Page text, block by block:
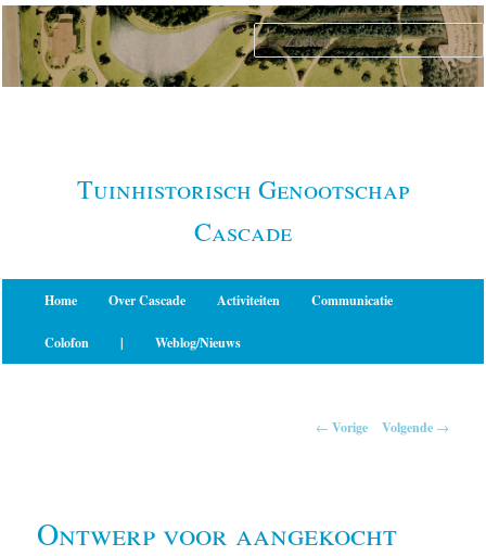
Spring
naar
primaire
Tuinhistorisch Genootschap
Cascade
Home Over Cascade Activiteiten Communicatie
Colofon | Weblog/Nieuws
← Vorige Volgende →
Ontwerp voor aangekocht